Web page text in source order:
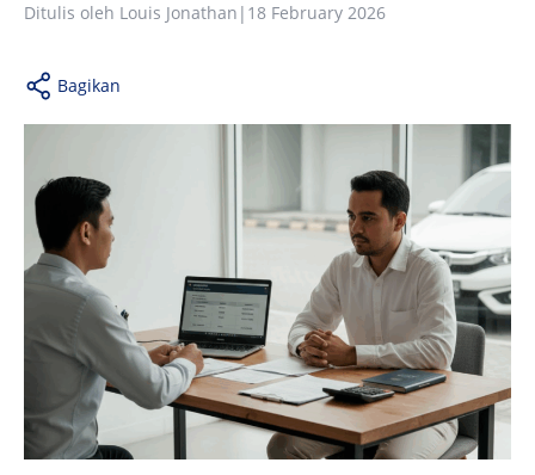
Ditulis oleh Louis Jonathan | 18 February 2026
Bagikan